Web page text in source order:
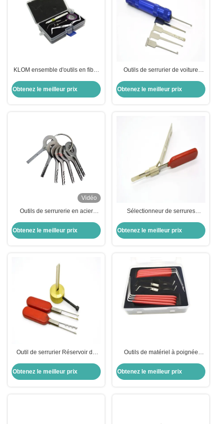
KLOM ensemble d'outils en fibre
génération outils de serrurier de
Obtenez le meilleur prix
Outils de serrurier de voiture
manuels de déverrouillage
Obtenez le meilleur prix
Vidéo
Outils de serrurerie en acier
VAG Jigglers Rapide ouverture
VAG Réparation de serrure de
Obtenez le meilleur prix
Sélectionneur de serrures
ensemble d'outils spéciaux
Nouveau Rega sélectionneur de
Obtenez le meilleur prix
Outil de serrurier Réservoir de
la troisième VW
Obtenez le meilleur prix
Outils de matériel à poignée
Outils de jeu de broches pour
serrurier Quick Pick
Obtenez le meilleur prix